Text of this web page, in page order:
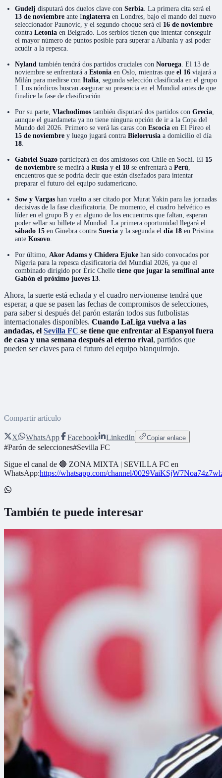
Gudeljdisputará dos duelos clave conSerbia . La primera cita será el
13 de noviembre ante Inglaterra en Londres, bajo el mando del nuevo
seleccionador Paunovic, y el segundo choque será el 16 de noviembre
contraLetonia en Belgrado. Los serbios tienen que intentar conseguir
el mayor número de puntos posible para superar a Albania y así poder
acudir a la repesca.
Nyland también tendrá dos partidos cruciales conNoruega . El 13 de
noviembre se enfrentará aEstonia en Oslo, mientras queel 16 viajará a
Milán para medirse conItalia , segunda selección clasificada en el grupo
I. Los nórdicos buscan asegurar su presencia en el Mundial antes de que
finalice la fase de clasificación
Por su parte,Vlachodimos también disputará dos partidos conGrecia
aunque el guardameta ya no tiene ninguna opción de ir a la Copa del
Mundo del 2026. Primero se verá las caras conEscocia en El Pireo el
15 de noviembre y luego jugará contraBielorrusia a domicilio el día
18
Gabriel Suazo participará en dos amistosos con Chile en Sochi. El 15
de noviembre se medirá a Rusia yel 18 se enfrentará aPerú
encuentros que se podría decir que están diseñados para intentar
preparar el futuro del equipo sudamericano.
Sow y Vargas han vuelto a ser citado por Murat Yakin para las jornadas
decisivas de la fase clasificatoria. De momento, el cuadro helvético es
líder en el grupo B y en alguno de los encuentros que faltan, esperan
poder sellar su billete al Mundial. La primera oportunidad llegará el
sábado 15 en Ginebra contraSuecia y la segunda eldía 18 en Pristina
anteKosovo
Por último, Akor Adams y Chidera Ejukehan sido convocados por
Nigeria para la repesca clasificatoria del Mundial 2026, ya que el
combinado dirigido por Éric Chelletiene que jugar la semifinal ante
Gabón el próximo jueves 13
Ahora, la suerte está echada y el cuadro nervionense tendrá que
esperar, a que se pasen las fechas de compromisos de selecciones,
para saber si después del parón estarán todos sus futbolistas
internacionales disponibles. Cuando LaLiga vuelva a las
andadas, el Sevilla FC se tiene que enfrentar al Espanyol fuera
de casa y una semana después al eterno rival, partidos que
pueden ser claves para el futuro del equipo blanquirrojo.
Compartir artículo
X WhatsApp Facebook LinkedIn Copiar enlace
#Parón de selecciones#Sevilla FC
Sigue el canal de 🔴 ZONA MIXTA | SEVILLA FC en
WhatsApp:https://whatsapp.com/channel/
También te puede interesar